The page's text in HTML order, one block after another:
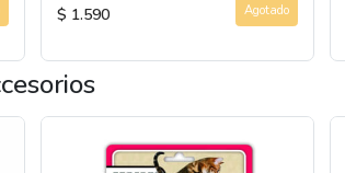
$ 1.590 Agotado